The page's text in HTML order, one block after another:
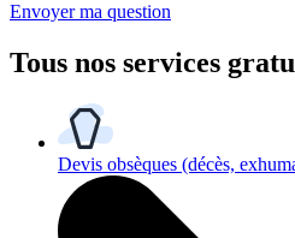
Envoyer ma question
Tous nos services
Devis obsèques (décès,